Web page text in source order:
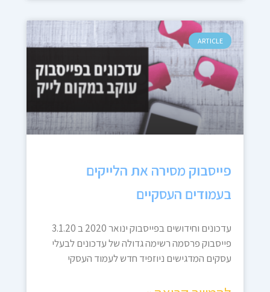
ARTICLE
פייסבוק מסירה את הלייקים
בעמודים העסקיים
עדכונים וחידושים בפייסבוק ינואר 2020 ב 3.1.20
פייסבוק פרסמה רשימה גדולה של עדכונים לבעלי
עסקים המדגישים ניוזפיד חדש לעמוד העסקי